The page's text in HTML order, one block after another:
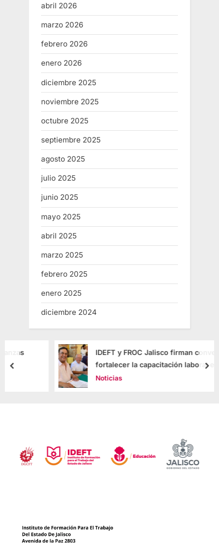
abril 2026
marzo 2026
febrero 2026
enero 2026
diciembre 2025
noviembre 2025
octubre 2025
septiembre 2025
agosto 2025
julio 2025
junio 2025
mayo 2025
abril 2025
marzo 2025
febrero 2025
enero 2025
diciembre 2024
IDEFT y FROC Jalisco firman convenio para
fortalecer la capacitación laboral en el
estado
Noticias